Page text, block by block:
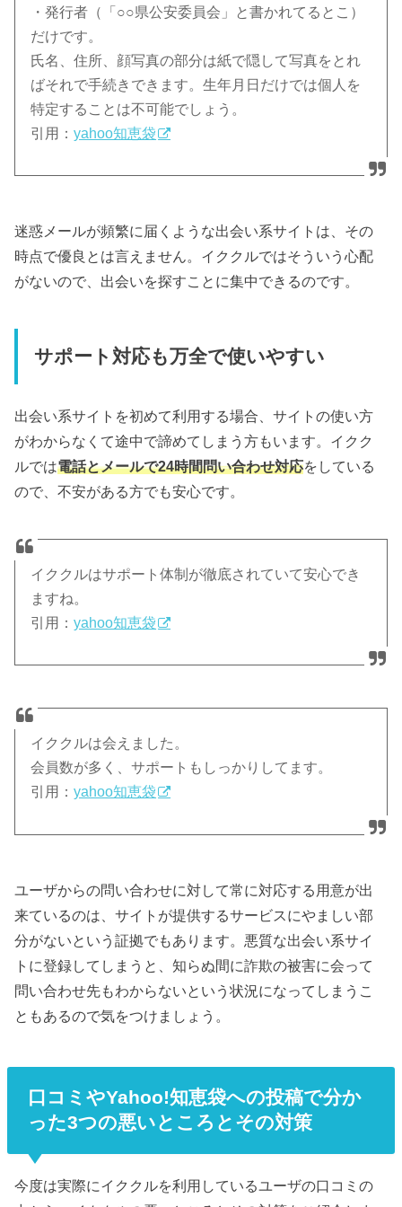
・発行者（「○○県公安委員会」と書かれてるとこ）
だけです。
氏名、住所、顔写真の部分は紙で隠して写真をとれ
ばそれで手続きできます。生年月日だけでは個人を
特定することは不可能でしょう。
引用：yahoo知恵袋
迷惑メールが頻繁に届くような出会い系サイトは、その
時点で優良とは言えません。イククルではそういう心配
がないので、出会いを探すことに集中できるのです。
サポート対応も万全で使いやすい
出会い系サイトを初めて利用する場合、サイトの使い方
がわからなくて途中で諦めてしまう方もいます。イクク
ルでは電話とメールで24時間問い合わせ対応をしている
ので、不安がある方でも安心です。
イククルはサポート体制が徹底されていて安心でき
ますね。
引用：yahoo知恵袋
イククルは会えました。
会員数が多く、サポートもしっかりしてます。
引用：yahoo知恵袋
ユーザからの問い合わせに対して常に対応する用意が出
来ているのは、サイトが提供するサービスにやましい部
分がないという証拠でもあります。悪質な出会い系サイ
トに登録してしまうと、知らぬ間に詐欺の被害に会って
問い合わせ先もわからないという状況になってしまうこ
ともあるので気をつけましょう。
口コミやYahoo!知恵袋への投稿で分か
った3つの悪いところとその対策
今度は実際にイククルを利用しているユーザの口コミの